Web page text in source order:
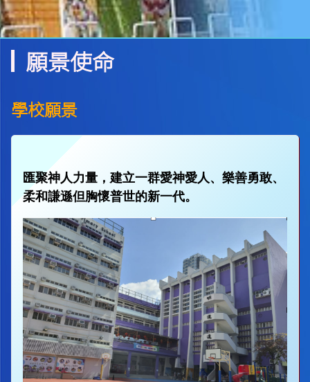
願景使命
學校願景
匯聚神人力量，建立一群愛神愛人、樂善勇敢、
柔和謙遜但胸懷普世的新一代。